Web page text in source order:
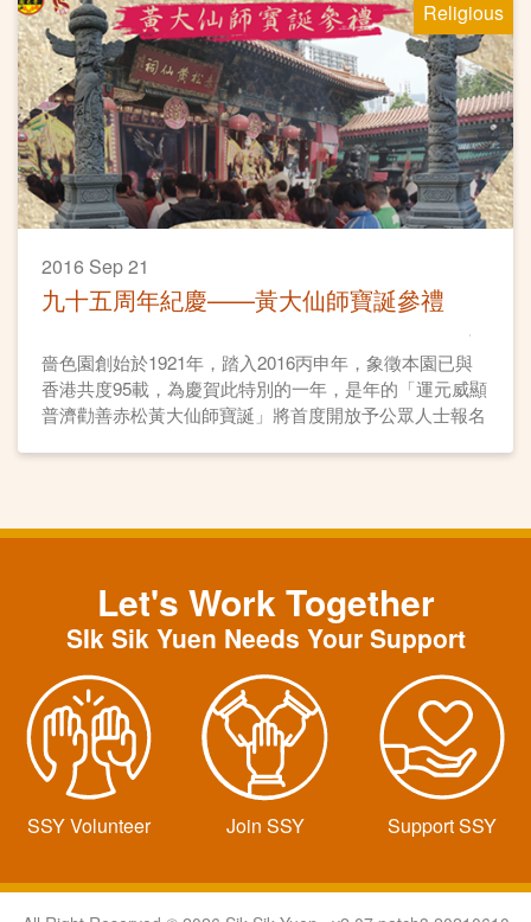
展示黃大仙信俗文化，以及本園多年來走過的善業道路。
Religious
2016 Sep 21
九十五周年紀慶——黃大仙師寶誕參禮
嗇色園創始於1921年，踏入2016丙申年，象徵本園已與
香港共度95載，為慶賀此特別的一年，是年的「運元威顯
普濟勸善赤松黃大仙師寶誕」將首度開放予公眾人士報名
Let's Work Together
SIk Sik Yuen Needs Your Support
SSY Volunteer Join SSY Support SSY